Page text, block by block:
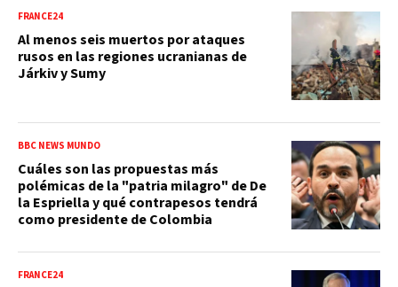
FRANCE24
Al menos seis muertos por ataques
rusos en las regiones ucranianas de
Járkiv y Sumy
BBC NEWS MUNDO
Cuáles son las propuestas más
polémicas de la "patria milagro" de De
la Espriella y qué contrapesos tendrá
como presidente de Colombia
FRANCE24